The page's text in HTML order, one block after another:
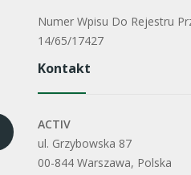
Numer Wpisu Do Rejestru
14/65/17427
Kontakt
ACTIV
ul. Grzybowska 87
00-844 Warszawa, Polska